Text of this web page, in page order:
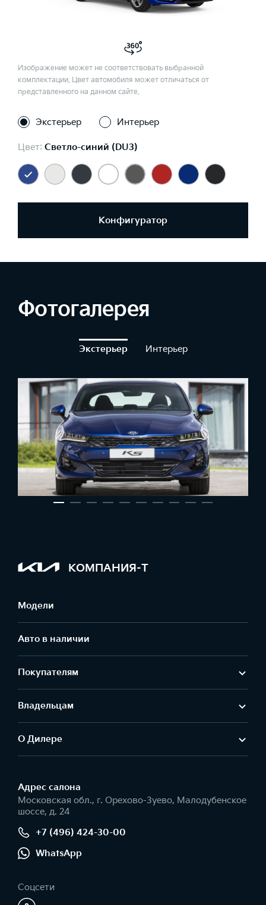
Изображение может не соответствовать выбранной
комплектации. Цвет автомобиля может отличаться от
представленного на данном сайте.
Экстерьер Интерьер
Цвет: Светло-синий (DU3)
Конфигуратор
Фотогалерея
Экстерьер Интерьер
КОМПАНИЯ-Т
Модели
Авто в наличии
Покупателям
Владельцам
О Дилере
Адрес салонa
Московская обл., г. Орехово-Зуево, Малодубенское
шоссе, д. 24
+7 (496) 424-30-00
WhatsApp
Соцсети